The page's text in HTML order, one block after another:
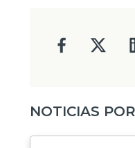
NOTICIAS